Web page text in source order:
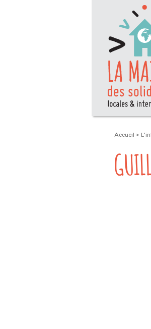
Accueil >